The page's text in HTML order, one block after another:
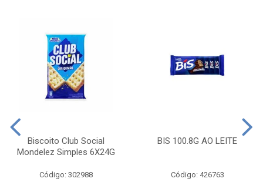
Biscoito Club Social
Mondelez Simples 6X24G
Código: 302988
BIS 100.8G AO LEITE
Código: 426763